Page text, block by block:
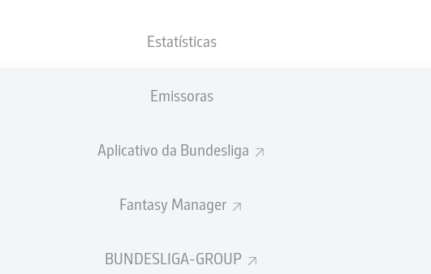
Estatísticas
Emissoras
Aplicativo da Bundesliga
Fantasy Manager
BUNDESLIGA-GROUP
DA TEMPORADA 2022/2023